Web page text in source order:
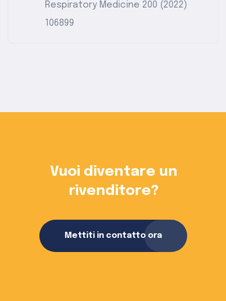
Respiratory Medicine 200 (2022)
106899
Vuoi diventare un
rivenditore?
Mettiti in contatto ora